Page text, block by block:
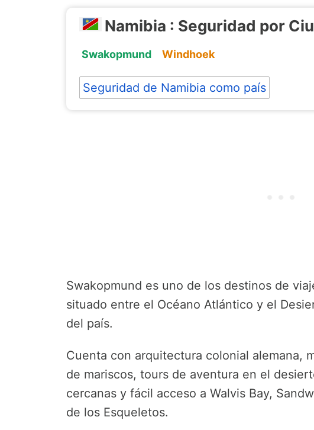
Namibia : Seguridad por
Swakopmund Windhoek
Seguridad de Namibia como país
Swakopmund es uno de los destinos de
situado entre el Océano Atlántico y el
del país.
Cuenta con arquitectura colonial alemana,
de mariscos, tours de aventura en el
cercanas y fácil acceso a Walvis Bay,
de los Esqueletos.